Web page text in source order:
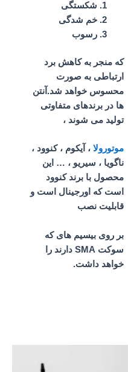
شکستگی
خم شدگی
رسوب
که منجر به کاهش برد
ارتباطی به صورت
محسوس خواهد شد.آنتن
ها در برندهای متفاوتی
تولید می شوند ،
موتورولا، آیکوم ، کنوود ،
ناگویا ، سیریو ، … این
محصول با برند کنوود
است که اورجینال است و
قابلیت نصب
بر روی بیسیم های که
سوکت SMA دارند را
خواهد داشت.